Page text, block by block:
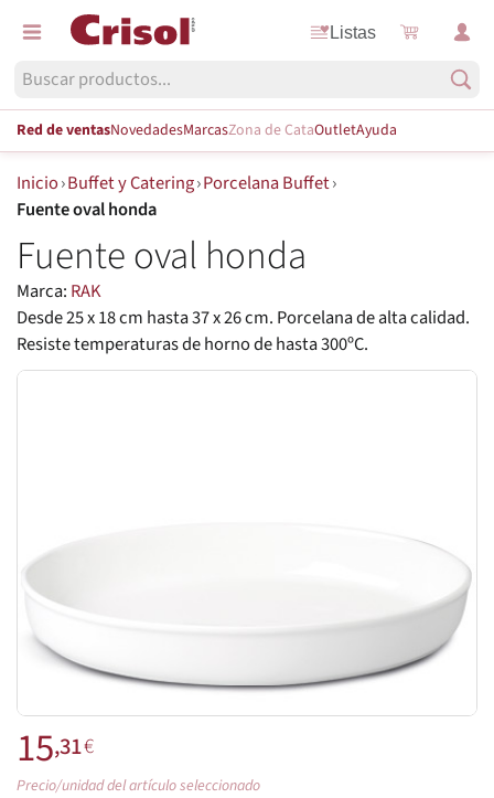
Listas
Red de ventasNovedadesMarcasZona de CataOutletAyuda
Inicio›Buffet y Catering›Porcelana Buffet›
Fuente oval honda
Fuente oval honda
Marca: RAK
Desde 25 x 18 cm hasta 37 x 26 cm. Porcelana de alta calidad.
Resiste temperaturas de horno de hasta 300ºC.
15,31€
Precio/unidad del artículo seleccionado